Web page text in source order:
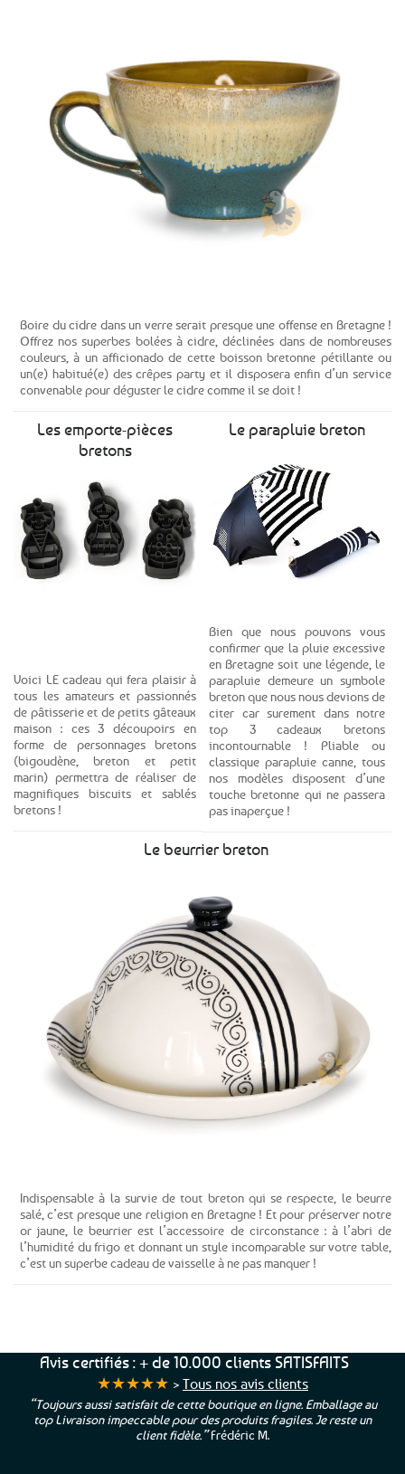
Boire du cidre dans un verre serait presque une offense en Bretagne !
Offrez nos superbes bolées à cidre, déclinées dans de nombreuses
couleurs, à un afficionado de cette boisson bretonne pétillante ou
un(e) habitué(e) des crêpes party et il disposera enfin d’un service
convenable pour déguster le cidre comme il se doit !
Les emporte-pièces
bretons
Voici LE cadeau qui fera plaisir à
tous les amateurs et passionnés
de pâtisserie et de petits gâteaux
maison : ces 3 découpoirs en
forme de personnages bretons
(bigoudène, breton et petit
marin) permettra de réaliser de
magnifiques biscuits et sablés
bretons !
Le parapluie breton
Bien que nous pouvons vous
confirmer que la pluie excessive
en Bretagne soit une légende, le
parapluie demeure un symbole
breton que nous nous devions de
citer car surement dans notre
top 3 cadeaux bretons
incontournable ! Pliable ou
classique parapluie canne, tous
nos modèles disposent d’une
touche bretonne qui ne passera
pas inaperçue !
Le beurrier breton
Indispensable à la survie de tout breton qui se respecte, le beurre
salé, c’est presque une religion en Bretagne ! Et pour préserver notre
or jaune, le beurrier est l’accessoire de circonstance : à l’abri de
l’humidité du frigo et donnant un style incomparable sur votre table,
c’est un superbe cadeau de vaisselle à ne pas manquer !
Avis certifiés : + de 10.000 clients SATISFAITS
★★★★★ > Tous nos avis clients
“Une boutique que je recommande pour leur sérieux, des bons
et beaux produits et une équipe à l’écoute :-)”Patricia M.